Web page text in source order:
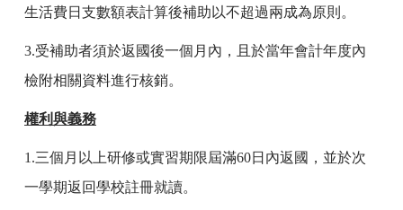
生活費日支數額表計算後補助以不超過兩成為原則。
3.受補助者須於返國後一個月內，且於當年會計年度內
檢附相關資料進行核銷。
權利與義務
1.三個月以上研修或實習期限屆滿60日內返國，並於次
一學期返回學校註冊就讀。